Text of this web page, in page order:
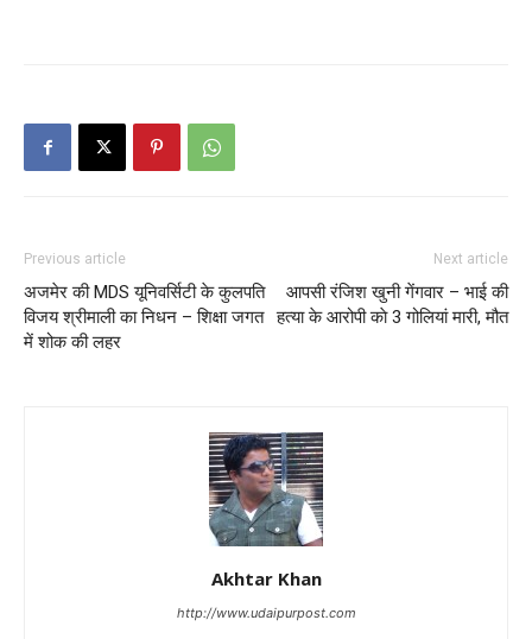
Previous article
अजमेर की MDS यूनिवर्सिटी के कुलपति
विजय श्रीमाली का निधन – शिक्षा जगत
में शोक की लहर
Next article
आपसी रंजिश खुनी गेंगवार – भाई की
हत्या के आरोपी काे 3 गोलियां मारी, मौत
Akhtar Khan
http://www.udaipurpost.com